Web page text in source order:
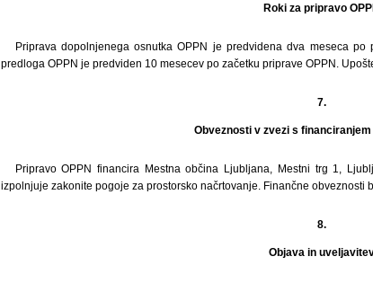
Roki za pripravo
Priprava dopolnjenega osnutka OPPN je predvidena dva meseca
predloga OPPN je predviden 10 mesecev po začetku priprave OPPN.
7.
Obveznosti v zvezi s
Pripravo OPPN financira Mestna občina Ljubljana, Mestni trg 1,
izpolnjuje zakonite pogoje za prostorsko načrtovanje. Finančne obveznosti
8.
Objava in